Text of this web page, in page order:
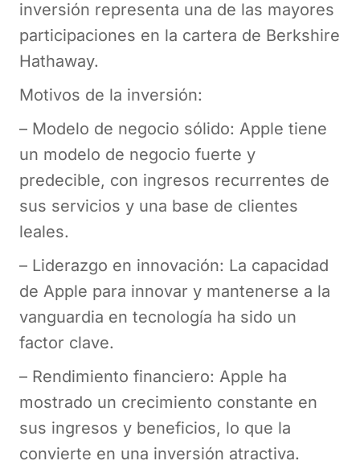
inversión representa una de las mayores
participaciones en la cartera de Berkshire
Hathaway.
Motivos de la inversión:
– Modelo de negocio sólido: Apple tiene
un modelo de negocio fuerte y
predecible, con ingresos recurrentes de
sus servicios y una base de clientes
leales.
– Liderazgo en innovación: La capacidad
de Apple para innovar y mantenerse a la
vanguardia en tecnología ha sido un
factor clave.
– Rendimiento financiero: Apple ha
mostrado un crecimiento constante en
sus ingresos y beneficios, lo que la
convierte en una inversión atractiva.